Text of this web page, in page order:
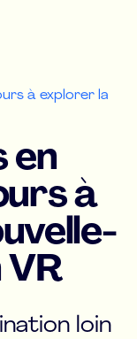
à explorer la
en
à
VR
loin